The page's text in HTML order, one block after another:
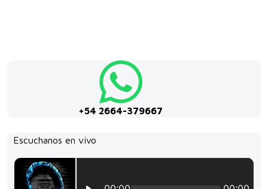
+54 2664-379667
Escuchanos en vivo